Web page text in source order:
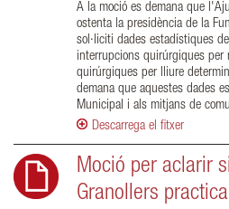
A la moció es demana que
ostenta la presidència de la
sol·liciti dades estadístiques
interrupcions quirúrgiques per
quirúrgiques per lliure
demana que aquestes dades
Municipal i als mitjans de
Descarrega el fitxer
Moció per aclarir
Granollers